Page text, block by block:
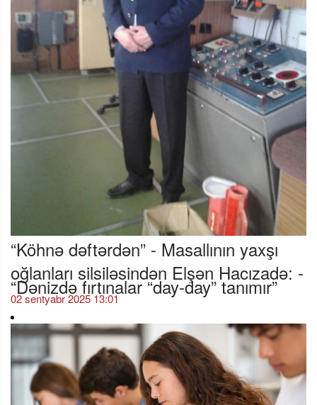
“Köhnə dəftərdən” - Masallının yaxşı
oğlanları silsiləsindən Elşən Hacızadə: -
“Dənizdə fırtınalar “day-day” tanımır”
02 sentyabr 2025 13:01